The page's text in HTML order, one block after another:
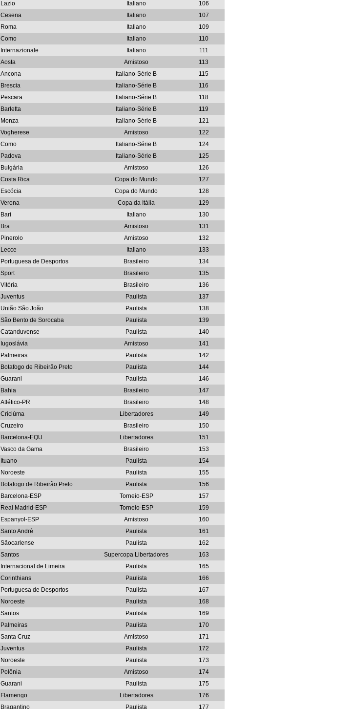
Lazio Italiano
106
Cesena Italiano
107
Roma Italiano
109
Como Italiano
110
Internazionale Italiano
111
Aosta Amistoso
113
Ancona Italiano-Série B
115
Brescia Italiano-Série B
116
Pescara Italiano-Série B
118
Barletta Italiano-Série B
119
Monza Italiano-Série B
121
Vogherese Amistoso
122
Como Italiano-Série B
124
Padova Italiano-Série B
125
Bulgária Amistoso
126
Costa Rica Copa do Mundo
127
Escócia Copa do Mundo
128
Verona Copa da Itália
129
Bari Italiano
130
Bra Amistoso
131
Pinerolo Amistoso
132
Lecce Italiano
133
Portuguesa de Desportos Brasileiro
134
Sport Brasileiro
135
Vitória Brasileiro
136
Juventus Paulista
137
União São João Paulista
138
São Bento de Sorocaba Paulista
139
Catanduvense Paulista
140
Iugoslávia Amistoso
141
Palmeiras Paulista
142
Botafogo de Ribeirão Preto Paulista
144
Guarani Paulista
146
Bahia Brasileiro
147
Atlético-PR Brasileiro
148
Criciúma Libertadores
149
Cruzeiro Brasileiro
150
Barcelona-EQU Libertadores
151
Vasco da Gama Brasileiro
153
Ituano Paulista
154
Noroeste Paulista
155
Botafogo de Ribeirão Preto Paulista
156
Barcelona-ESP Torneio-ESP
157
Real Madrid-ESP Torneio-ESP
159
Espanyol-ESP Amistoso
160
Santo André Paulista
161
Sãocarlense Paulista
162
Santos Supercopa Libertadores
163
Internacional de Limeira Paulista
165
Corinthians Paulista
166
Portuguesa de Desportos Paulista
167
Noroeste Paulista
168
Santos Paulista
169
Palmeiras Paulista
170
Santa Cruz Amistoso
171
Juventus Paulista
172
Noroeste Paulista
173
Polônia Amistoso
174
Guarani Paulista
175
Flamengo Libertadores
176
Bragantino Paulista 177